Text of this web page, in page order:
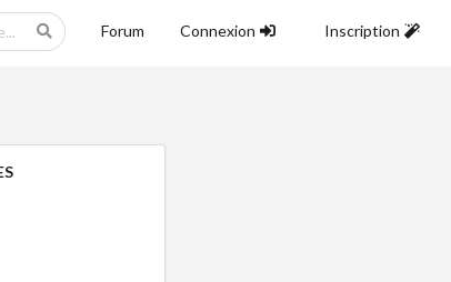
Forum Connexion Inscription